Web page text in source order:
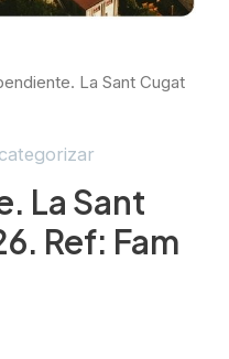
La Sant Cugat
La Sant
Ref: Fam